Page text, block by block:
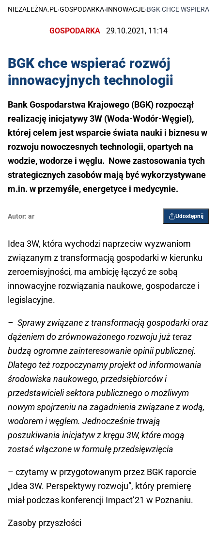
NIEZALEŻNA.PL ›GOSPODARKA›INNOWACJE›BGK CHCE
GOSPODARKA 29.10.2021, 11:14
BGK chce wspierać rozwój
innowacyjnych technologii
Bank Gospodarstwa Krajowego (BGK) rozpoczął
realizację inicjatywy 3W (Woda-Wodór-Węgiel),
której celem jest wsparcie świata nauki i biznesu w
rozwoju nowoczesnych technologii, opartych na
wodzie, wodorze i węglu. Nowe zastosowania tych
strategicznych zasobów mają być wykorzystywane
m.in. w przemyśle, energetyce i medycynie.
Autor: ar Udostępnij
Idea 3W, która wychodzi naprzeciw wyzwaniom
związanym z transformacją gospodarki w kierunku
zeroemisyjności, ma ambicję łączyć ze sobą
innowacyjne rozwiązania naukowe, gospodarcze i
legislacyjne.
– Sprawy związane z transformacją gospodarki oraz
dążeniem do zrównoważonego rozwoju już teraz
budzą ogromne zainteresowanie opinii publicznej.
Dlatego też rozpoczynamy projekt od informowania
środowiska naukowego, przedsiębiorców i
przedstawicieli sektora publicznego o możliwym
nowym spojrzeniu na zagadnienia związane z wodą,
wodorem i węglem. Jednocześnie trwają
poszukiwania inicjatyw z kręgu 3W, które mogą
zostać włączone w formułę przedsięwzięcia
– czytamy w przygotowanym przez BGK raporcie
„Idea 3W. Perspektywy rozwoju”, który premierę
miał podczas konferencji Impact’21 w Poznaniu.
Zasoby przyszłości